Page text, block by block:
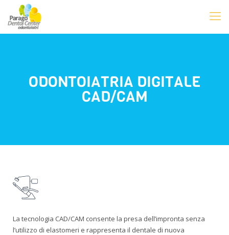
ODONTOIATRIA DIGITALE
CAD/CAM
La tecnologia CAD/CAM consente la presa dell’impronta senza
l’utilizzo di elastomeri e rappresenta il dentale di nuova